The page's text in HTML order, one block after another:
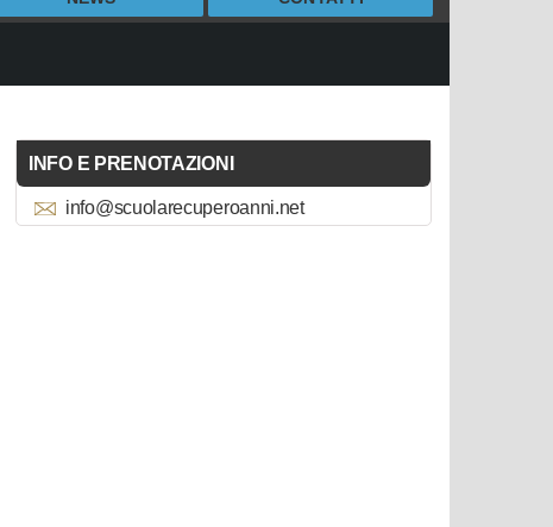
INFO E PRENOTAZIONI
info@scuolarecuperoanni.net